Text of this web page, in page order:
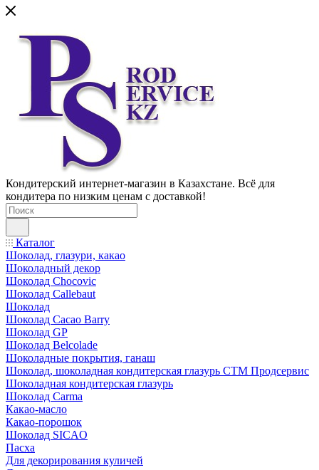
Кондитерский интернет-магазин в Казахстане. Всё для
кондитера по низким ценам с доставкой!
Каталог
Шоколад, глазури, какао
Шоколадный декор
Шоколад Chocovic
Шоколад Callebaut
Шоколад
Шоколад Cacao Barry
Шоколад GP
Шоколад Belcolade
Шоколадные покрытия, ганаш
Шоколад, шоколадная кондитерская глазурь СТМ Продсервис
Шоколадная кондитерская глазурь
Шоколад Carma
Какао-масло
Какао-порошок
Шоколад SICAO
Пасха
Для декорирования куличей